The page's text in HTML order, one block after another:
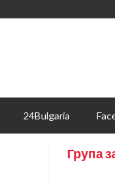
24Bulgaria
Група